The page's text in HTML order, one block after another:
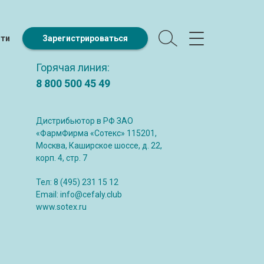
Зарегистрироваться
Горячая линия:
8 800 500 45 49
Дистрибьютор в РФ ЗАО
«ФармФирма «Сотекс» 115201,
Москва, Каширское шоссе, д. 22,
корп. 4, стр. 7
Тел: 8 (495) 231 15 12
Email: info@cefaly.club
www.sotex.ru